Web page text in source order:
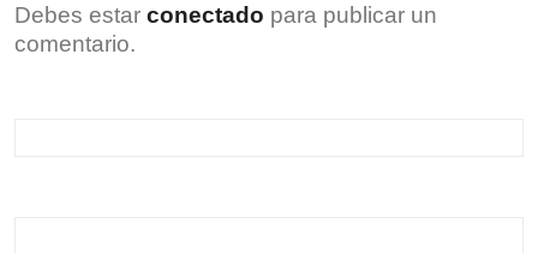
Debes estar conectado para publicar un
comentario.